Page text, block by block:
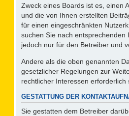
Zweck eines Boards ist es, einen
und die von Ihnen erstellten
für einen eingeschränkten
suchen Sie nach
jedoch nur für den Betreiber und
Andere als die oben genannten
gesetzlicher Regelungen zur
rechtlicher Interessen erforderlich
GESTATTUNG DER
Sie gestatten dem Betreiber